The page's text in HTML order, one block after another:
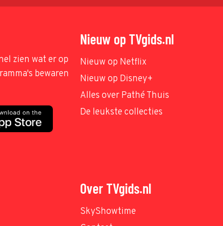
zien wat er op
bewaren
Nieuw op TVgids.nl
Nieuw op Netflix
Nieuw op Disney+
Alles over Pathé Thuis
De leukste collecties
Over TVgids.nl
SkyShowtime